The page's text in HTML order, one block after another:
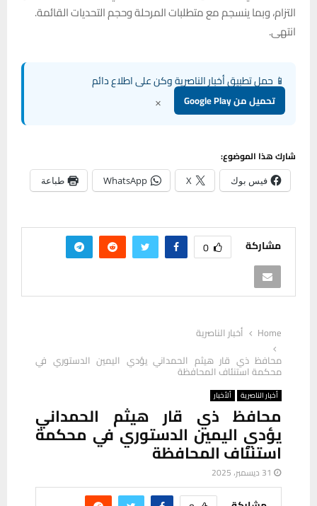
التزام، وبما ينسجم مع متطلبات المرحلة وحجم التحديات القائمة.
انتهى.
📱 حمل تطبيق أخبار الناصرية وكن على اطلاع دائم
تحميل من Google Play ×
شارك هذا الموضوع:
فيس بوك X
WhatsApp طباعة
مشاركة 0
Home
أخبار الناصرية
محافظ ذي قار هيثم الحمداني يؤدي اليمين الدستوري في
محكمة استنئاف المحافظة
أخبار الناصرية ألأخبار
محافظ ذي قار هيثم الحمداني
يؤدي اليمين الدستوري في محكمة
استنئاف المحافظة
31 ديسمبر، 2025